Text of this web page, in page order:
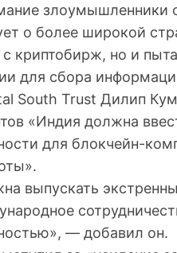
злоумышленники
о более широкой
криптобирж, но и
для сбора
South Trust Дилип
«Индия должна
для блокчейн-
выпускать
— добавил он.